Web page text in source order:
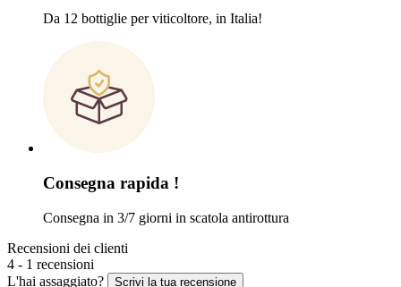
Da 12 bottiglie per viticoltore, in Italia!
Consegna rapida !
Consegna in 3/7 giorni in scatola antirottura
Recensioni dei clienti
4 - 1 recensioni
L'hai assaggiato?
Scrivi la tua recensione